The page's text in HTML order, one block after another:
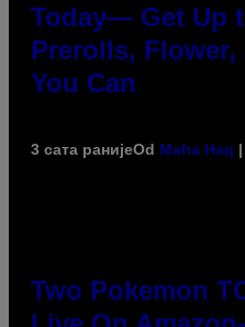
Today— Get Up
Prerolls,
You Can
3 сата ранијеOd Maha Haq
Two Pokemon